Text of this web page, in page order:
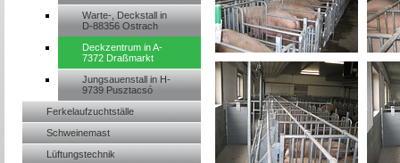
Warte-, Deckstall in
D-88356 Ostrach
Deckzentrum in A-
7372 Draßmarkt
Jungsauenstall in H-
9739 Pusztacsó
Ferkelaufzuchtställe
Schweinemast
Lüftungstechnik